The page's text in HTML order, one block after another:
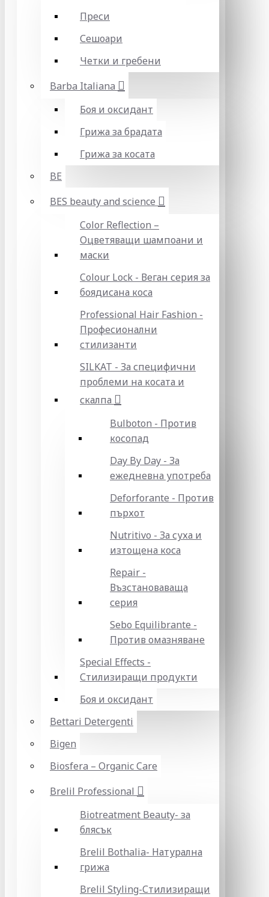
Преси
Сешоари
Четки и гребени
Barba Italiana
Боя и оксидант
Грижа за брадата
Грижа за косата
BE
BES beauty and science
Color Reflection –
Оцветяващи шампоани и
маски
Colour Lock - Веган серия за
боядисана коса
Professional Hair Fashion -
Професионални
стилизанти
SILKAT - За специфични
проблеми на косата и
скалпа
Bulboton - Против
косопад
Day By Day - За
ежедневна употреба
Deforforante - Против
пърхот
Nutritivo - За суха и
изтощена коса
Repair -
Възстановаваща
серия
Sebo Equilibrante -
Против омазняване
Special Effects -
Стилизиращи продукти
Боя и оксидант
Bettari Detergenti
Bigen
Biosfera – Organic Care
Brelil Professional
Biotreatment Beauty- за
блясък
Brelil Bothalia- Натурална
грижа
Brelil Styling-Стилизиращи